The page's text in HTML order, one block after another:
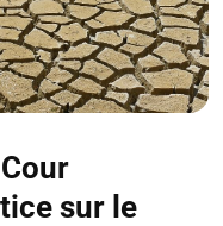
sur le